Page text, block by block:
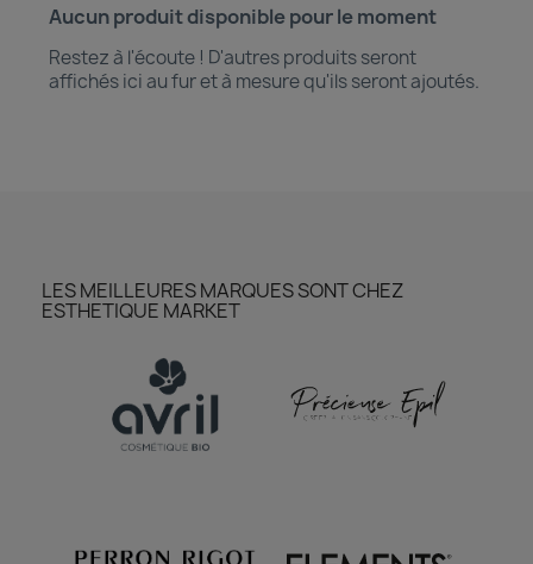
Aucun produit disponible pour le moment
Restez à l'écoute ! D'autres produits seront
affichés ici au fur et à mesure qu'ils seront ajoutés.
LES MEILLEURES MARQUES SONT CHEZ
ESTHETIQUE MARKET
découvrir notre boutique et laissez-nous vous
ACCÈS COMPTE